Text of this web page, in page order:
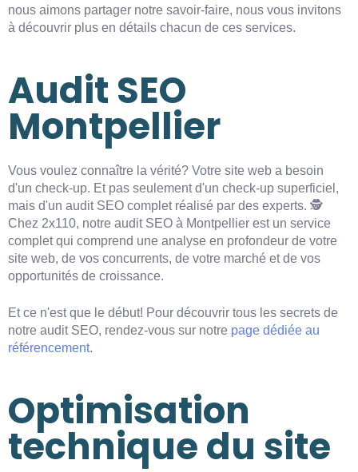
nous aimons partager notre savoir-faire, nous vous invitons
à découvrir plus en détails chacun de ces services.
Audit SEO
Montpellier
Vous voulez connaître la vérité? Votre site web a besoin
d'un check-up. Et pas seulement d'un check-up superficiel,
mais d'un audit SEO complet réalisé par des experts. 🕵️
Chez 2x110, notre audit SEO à Montpellier est un service
complet qui comprend une analyse en profondeur de votre
site web, de vos concurrents, de votre marché et de vos
opportunités de croissance.
Et ce n'est que le début! Pour découvrir tous les secrets de
notre audit SEO, rendez-vous sur notre page dédiée au
référencement.
Optimisation
technique du site